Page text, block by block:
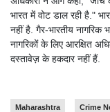
भारत में वोट डाल रही है."
नहीं है. गैर-भारतीय नागरिक
नागरिकों के लिए आरक्षित
दस्तावेज़ के हकदार नहीं हैं.
Maharashtra Crime